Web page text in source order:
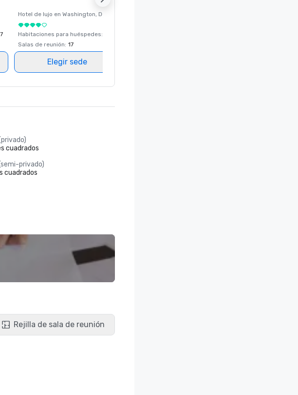
Hotel de lujo en Washington, DC
Habitaciones para huéspedes:
Salas de reunión: 17
Elegir sede
cuadrados
privado)
cuadrados
Rejilla de sala de reunión